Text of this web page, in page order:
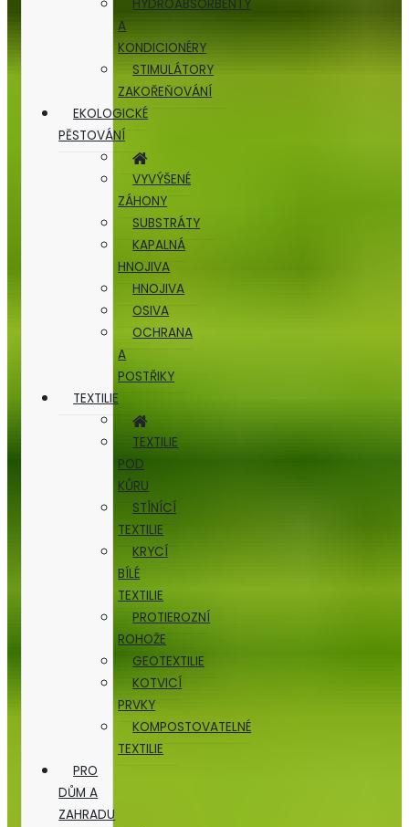
HYDROABSORBENTY
A
KONDICIONÉRY
STIMULÁTORY
ZAKOŘEŇOVÁNÍ
EKOLOGICKÉ
PĚSTOVÁNÍ
VYVÝŠENÉ
ZÁHONY
SUBSTRÁTY
KAPALNÁ
HNOJIVA
HNOJIVA
OSIVA
OCHRANA
A
POSTŘIKY
TEXTILIE
TEXTILIE
POD
KŮRU
STÍNÍCÍ
TEXTILIE
KRYCÍ
BÍLÉ
TEXTILIE
PROTIEROZNÍ
ROHOŽE
GEOTEXTILIE
KOTVICÍ
PRVKY
KOMPOSTOVATELNÉ
TEXTILIE
PRO
DŮM A
ZAHRADU